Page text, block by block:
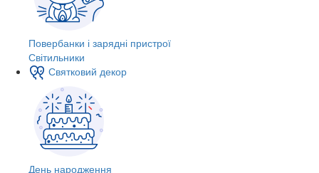
Повербанки і зарядні пристрої
Світильники
Святковий декор
День народження